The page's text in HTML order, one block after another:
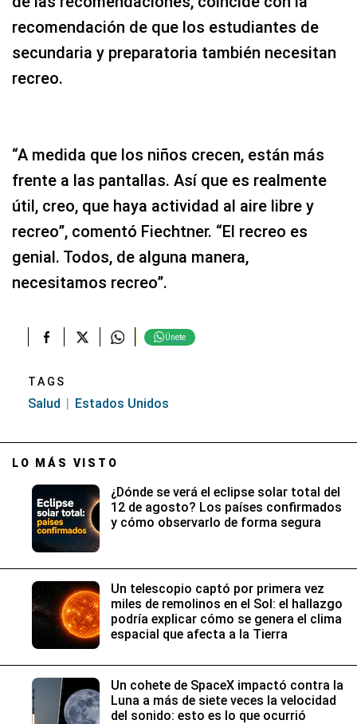
recomendación de que los estudiantes de
secundaria y preparatoria también necesitan
recreo.
“A medida que los niños crecen, están más
frente a las pantallas. Así que es realmente
útil, creo, que haya actividad al aire libre y
recreo”, comentó Fiechtner. “El recreo es
genial. Todos, de alguna manera,
necesitamos recreo”.
Únete
TAGS
Salud Estados Unidos
LO MÁS VISTO
¿Dónde se verá el eclipse solar total del
12 de agosto? Los países confirmados
y cómo observarlo de forma segura
Un telescopio captó por primera vez
miles de remolinos en el Sol: el hallazgo
podría explicar cómo se genera el clima
espacial que afecta a la Tierra
Un cohete de SpaceX impactó contra la
Luna a más de siete veces la velocidad
del sonido: esto es lo que ocurrió